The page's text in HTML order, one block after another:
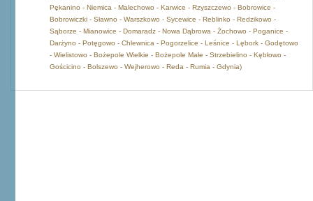
Pękanino - Niemica - Malechowo - Karwice - Rzyszczewo - Bobrowice -
Bobrowiczki - Sławno - Warszkowo - Sycewice - Reblinko - Redzikowo -
Sąborze - Mianowice - Domaradz - Nowa Dąbrowa - Żochowo - Poganice -
Darżyno - Potęgowo - Chlewnica - Pogorzelice - Leśnice - Lębork - Godętowo
- Wielistowo - Bożepole Wielkie - Bożepole Małe - Strzebielino - Kębłowo -
Gościcino - Bolszewo - Wejherowo - Reda - Rumia - Gdynia)